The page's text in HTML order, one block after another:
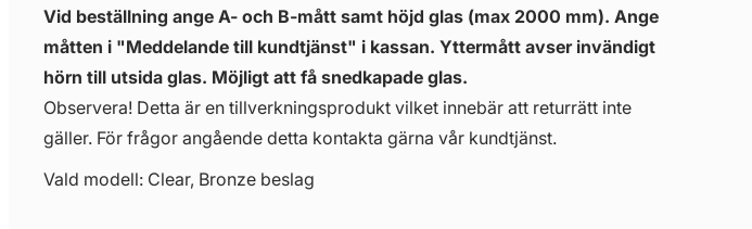
Vid beställning ange A- och B-mått samt höjd glas (max 2000 mm). Ange
måtten i "Meddelande till kundtjänst" i kassan. Yttermått avser invändigt
hörn till utsida glas. Möjligt att få snedkapade glas.
Observera! Detta är en tillverkningsprodukt vilket innebär att returrätt inte
gäller. För frågor angående detta kontakta gärna vår kundtjänst.
Vald modell: Clear, Bronze beslag